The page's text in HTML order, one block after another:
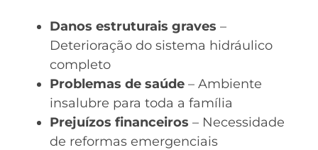
Danos estruturais graves –
Deterioração do sistema hidráulico
completo
Problemas de saúde – Ambiente
insalubre para toda a família
Prejuízos financeiros – Necessidade
de reformas emergenciais